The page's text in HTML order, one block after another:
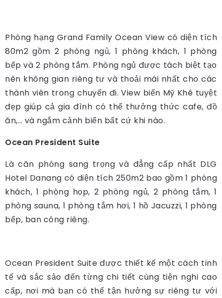
Phòng hạng Grand Family Ocean View có diện tích
80m2 gồm 2 phòng ngủ, 1 phòng khách, 1 phòng
bếp và 2 phòng tắm. Phòng ngủ được tách biệt tạo
nên không gian riêng tư và thoải mái nhất cho các
thành viên trong chuyến đi. View biển Mỹ Khê tuyệt
đẹp giúp cả gia đình có thể thưởng thức cafe, đồ
ăn,… và ngắm cảnh biển bất cứ khi nào.
Ocean President Suite
Là căn phòng sang trọng và đẳng cấp nhất DLG
Hotel Danang có diện tích 250m2 bao gồm 1 phòng
khách, 1 phòng họp, 2 phòng ngủ, 2 phòng tắm, 1
phòng sauna, 1 phòng tắm hơi, 1 hồ Jacuzzi, 1 phòng
bếp, ban công riêng.
Ocean President Suite được thiết kế một cách tinh
tế và sắc sảo đến từng chi tiết cùng tiện nghi cao
cấp, nơi mà bạn có thể tận hưởng sự riêng tư với